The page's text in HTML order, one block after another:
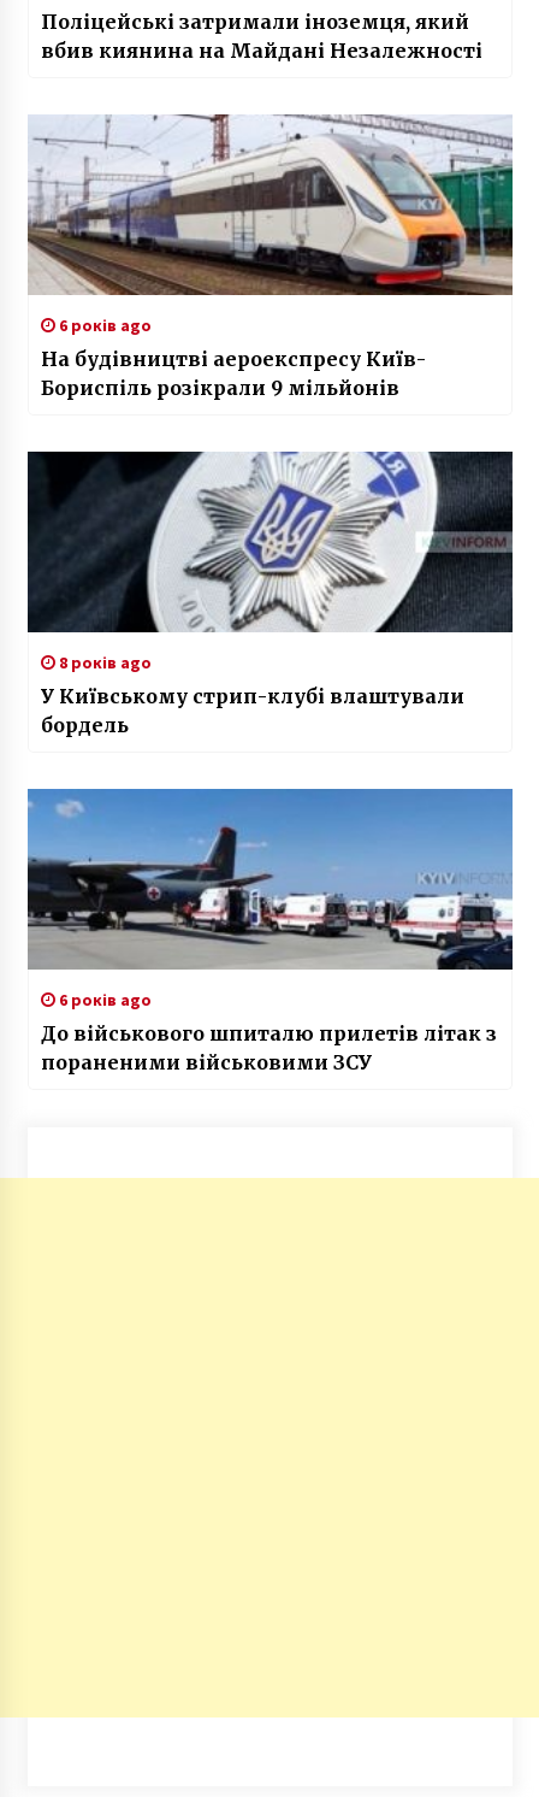
Поліцейські затримали іноземця, який
вбив киянина на Майдані Незалежності
6 років ago
На будівництві аероекспресу Київ-
Бориспіль розікрали 9 мільйонів
8 років ago
У Київському стрип-клубі влаштували
бордель
6 років ago
До військового шпиталю прилетів літак з
пораненими військовими ЗСУ